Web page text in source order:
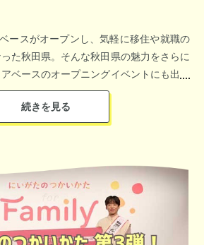
させるとともに、女性の社会課題の解決
た。
ジＭＣを務めた坂本アナは時々遊びに来
温泉」の入浴剤をリスナープレゼント。
、笛吹市の魅力をしっかりお伝えしまし
ースがオープンし、気軽に移住や就職の
た秋田県。そんな秋田県の魅力をさらに
ベースのオープニングイベントにも出演
のシンガーソングライター秋野紗良と秋
送熊谷実帆アナウンサーによる特別番組
クトラベル」を放送。家族で秋田県へ移
オで実食したり秋野紗良がアンバサダー
の「東光鉄工株式会社」農業用ドローン
温まる歌と秋田の魅力が凝縮されたハー
しました。